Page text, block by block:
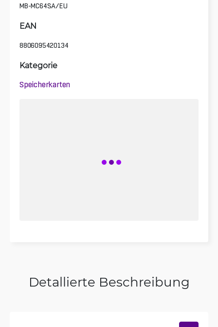
MB-MC64SA/EU
EAN
8806095420134
Kategorie
Speicherkarten
Detallierte Beschreibung